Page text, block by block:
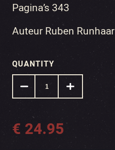
Pagina’s 343
Auteur Ruben Runhaar
QUANTITY
€ 24.95